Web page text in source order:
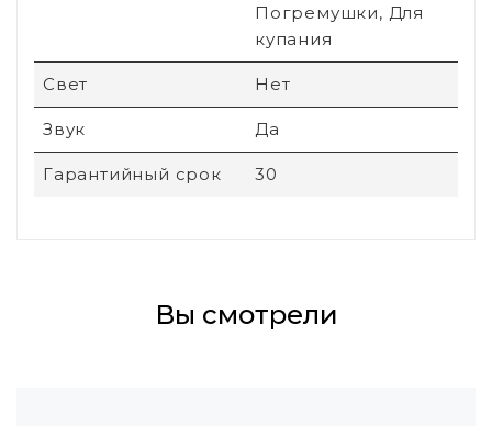
Погремушки, Для
купания
Свет Нет
Звук Да
Гарантийный срок 30
Вы смотрели